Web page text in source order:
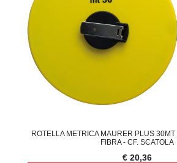
ROTELLA METRICA MAURER PLUS
FIBRA - CF. SCATOLA
€ 20,36